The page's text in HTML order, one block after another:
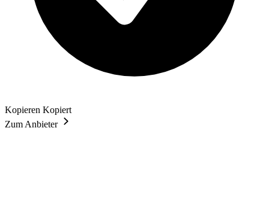
Kopieren Kopiert
Zum Anbieter